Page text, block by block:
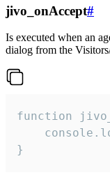
jivo_onAccept#
Is executed when an
dialog from the
function
}